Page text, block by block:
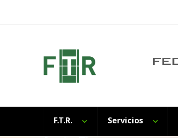
F.T.R. Servicios